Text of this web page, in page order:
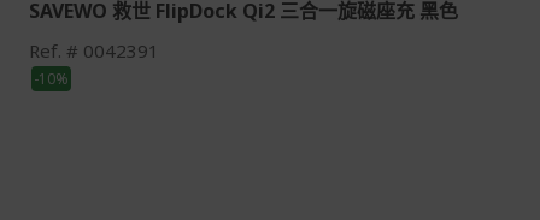
SAVEWO 救世 FlipDock Qi2 三合一旋磁座充 黑色
Ref. 0042391
Skip
to
-10%